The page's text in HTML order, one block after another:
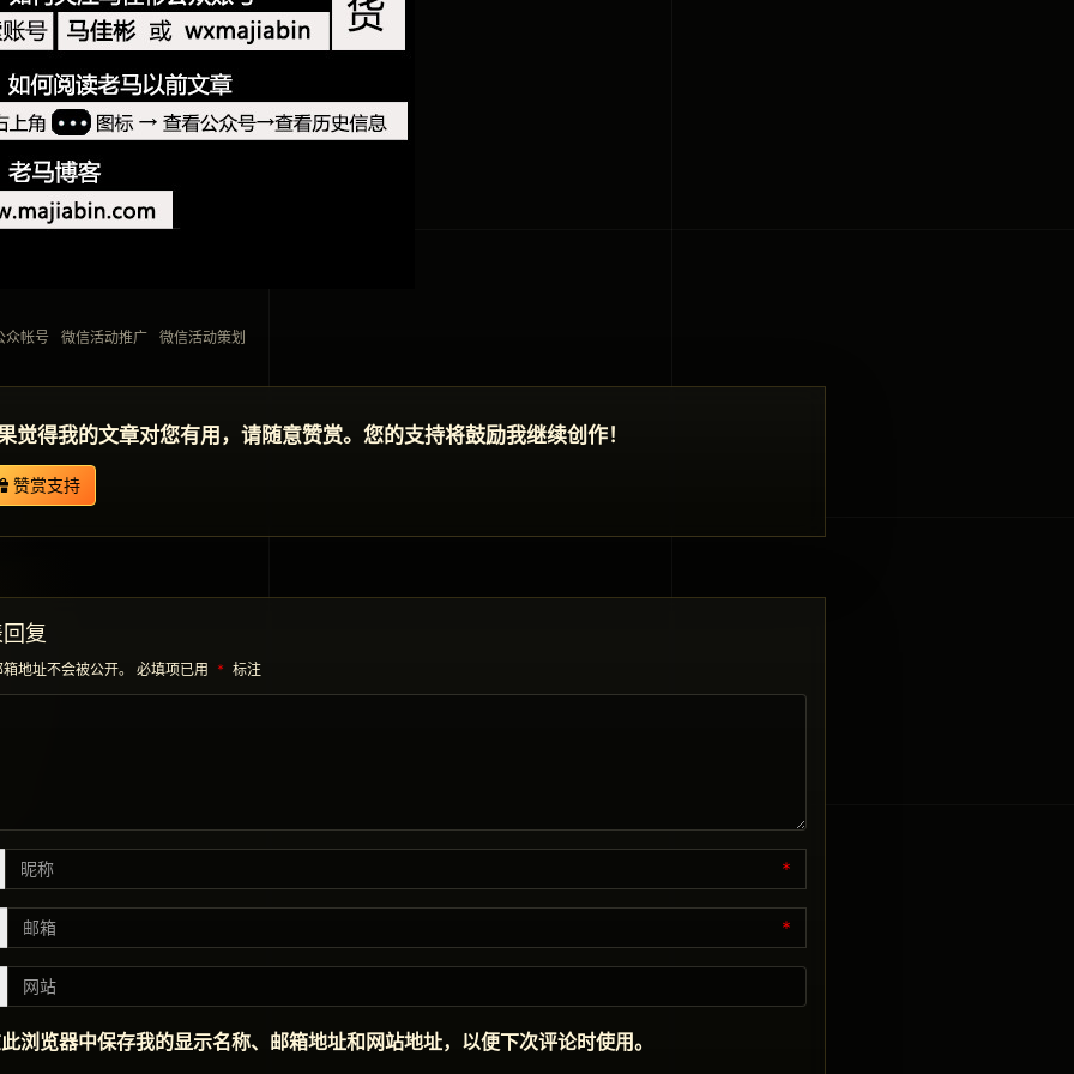
众帐号 微信活动推广 微信活动策划
觉得我的文章对您有用，请随意赞赏。您的支持将鼓励我继续创作！
赞赏支持
复
地址不会被公开。 必填项已用 * 标注
*
*
浏览器中保存我的显示名称、邮箱地址和网站地址，以便下次评论时使用。